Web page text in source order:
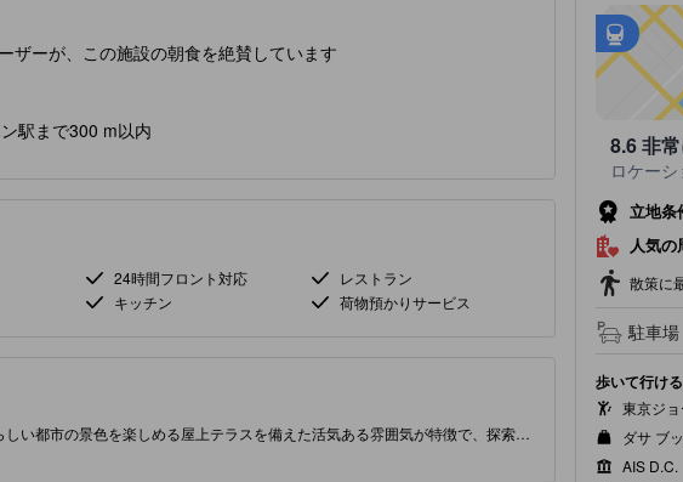
ザーが、この施設の朝食を絶賛しています
駅まで300 m以内
24時間フロント対応
レストラン
キッチン 荷物預かりサービス
い都市の景色を楽しめる屋上テラスを備えた活気ある雰囲気が特徴で、探索の
は社交の中心地となり、ゲストが賑やかな市場やナイトライフについての物
心に位置するセント ジェームズ ホテルは、近くにトレンディなカフェやスト
tooltip
アクセス抜
• 最寄の駅
• 最寄の駅
8.6非
ロケー
立地条
人気の
散策に
駐車場
歩いて行け
東京ジ
ダサ ブ
AIS D.C.